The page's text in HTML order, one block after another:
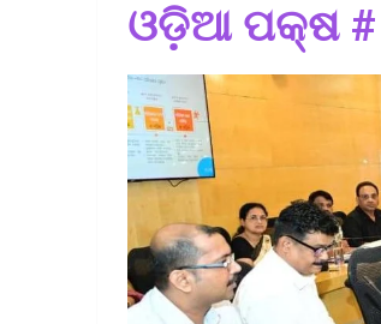
ଓଡ଼ିଆ ପକ୍ଷ #